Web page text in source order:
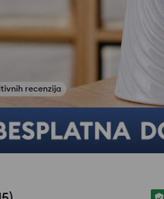
recenzija
iz recenzija